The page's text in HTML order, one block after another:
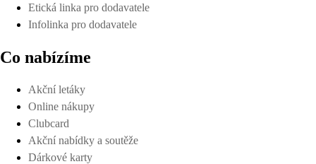
Etická linka pro dodavatele
Infolinka pro dodavatele
Co nabízíme
Akční letáky
Online nákupy
Clubcard
Akční nabídky a soutěže
Dárkové karty